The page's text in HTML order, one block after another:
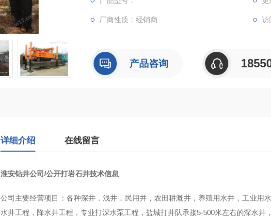
厂商性质：经销商 访
产品咨询
详细介绍 在线留言
淮安钻井公司/公开打岩石井技术信息
公司主要经营项目：各种深井，浅井，民用井，农田耕溉井，养殖用水井，工业用
水井工程，降水井工程，专业打深水泵工程，盐城打井队承接5-500米左右的深水井